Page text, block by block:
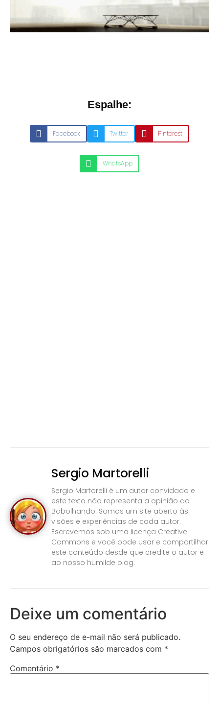
Espalhe:
Facebook Twitter Pinterest
WhatsApp
Sergio Martorelli
Sergio Martorelli é um autor convidado e
este texto não representa a opinião do
Bobolhando. Somos um site aberto às
visões e experiências de cada autor.
Escrevemos sob uma licença Creative
Commons e você pode usar e compartilhar
este conteúdo desde que credite o autor e
ao nosso humilde blog.
Deixe um comentário
O seu endereço de e-mail não será publicado.
Campos obrigatórios são marcados com *
Comentário *